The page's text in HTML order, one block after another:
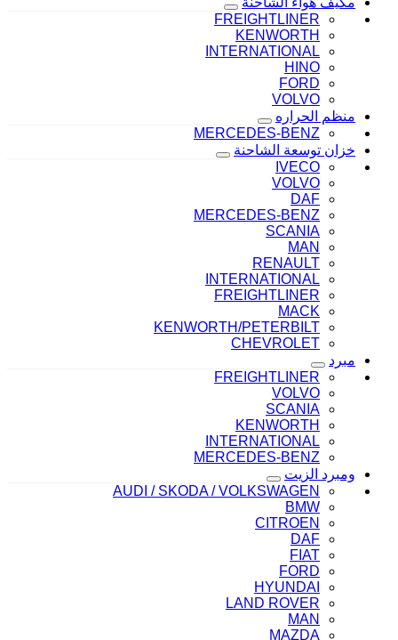
FREIGHTLINER
KENWORTH
INTERNATIONAL
HINO
FORD
VOLVO
منظم الحراره
MERCEDES-BENZ
خزان توسعة الشاحنة
IVECO
VOLVO
DAF
MERCEDES-BENZ
SCANIA
MAN
RENAULT
INTERNATIONAL
FREIGHTLINER
MACK
KENWORTH/PETERBILT
CHEVROLET
مبرد
FREIGHTLINER
VOLVO
SCANIA
KENWORTH
INTERNATIONAL
MERCEDES-BENZ
ومبرد الزيت
AUDI / SKODA / VOLKSWAGEN
BMW
CITROEN
DAF
FIAT
FORD
HYUNDAI
LAND ROVER
MAN
MAZDA